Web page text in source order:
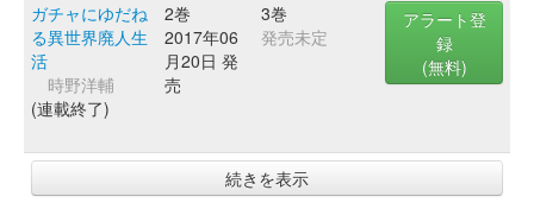
ガチャにゆだね
る異世界廃人生
活
時野洋輔
(連載終了)
2巻
2017年06
月20日 発
売
3巻
発売未定
アラート登
録
(無料)
続きを表示